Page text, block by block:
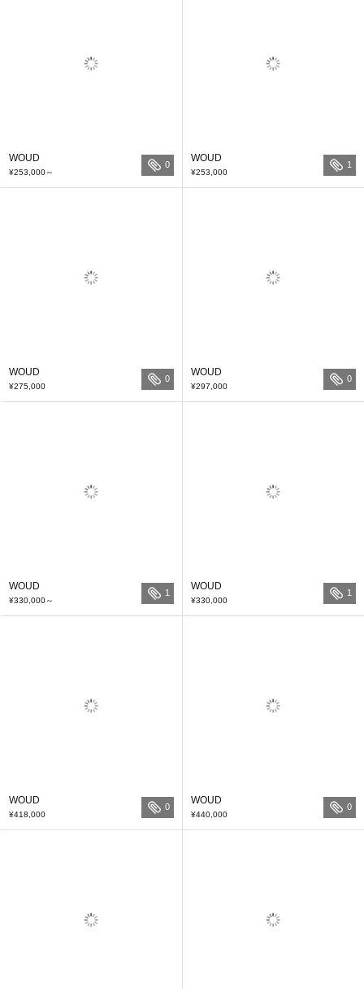
WOUD
¥253,000～
0
WOUD
¥253,000
1
WOUD
¥275,000
0
WOUD
¥297,000
0
WOUD
¥330,000～
1
WOUD
¥330,000
1
WOUD
¥418,000
0
WOUD
¥440,000
0